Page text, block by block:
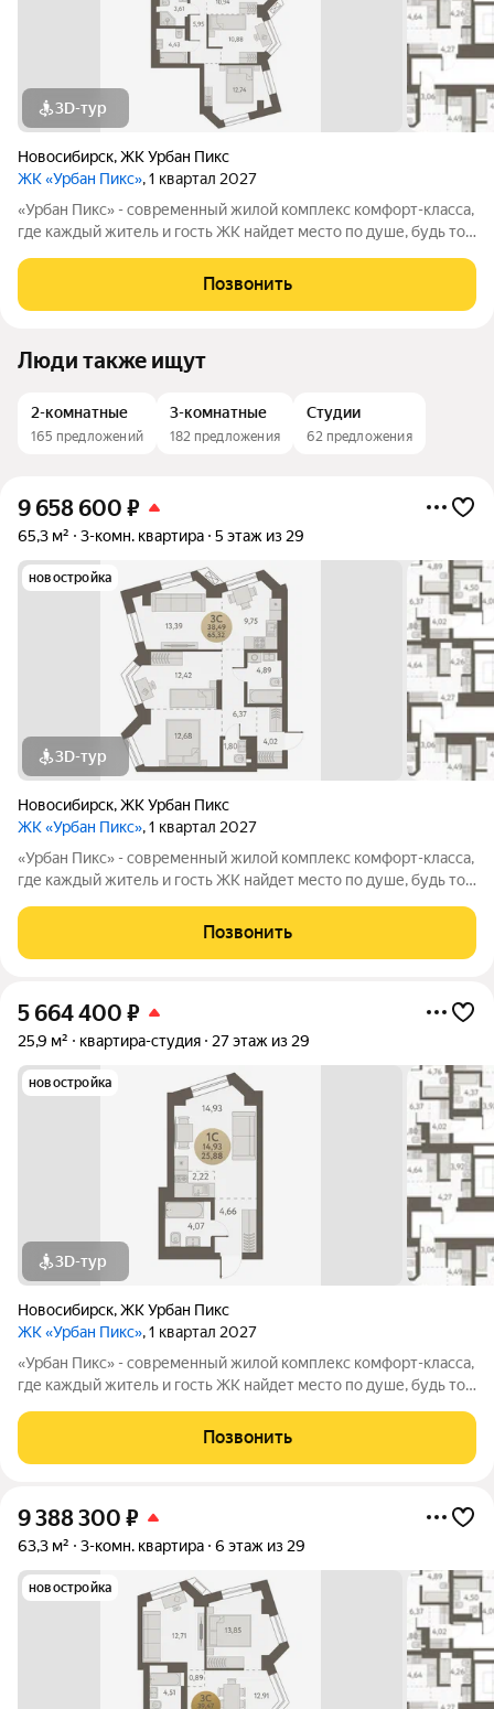
3D-тур
Новосибирск,ЖК Урбан Пикс
ЖК «Урбан Пикс», 1 квартал 2027
«Урбан Пикс» - cовременный жилой комплекс комфорт-класса,
где каждый житель и гость ЖК найдет место по душе, будь то
дерева. Дома, объединенные одной концепцией, станут
точкой притяжения,
Позвонить
Люди также ищут
2-комнатные
165 предложений
3-комнатные
182 предложения
Студии
62 предложения
9 658 600 ₽
65,3 м² 3-комн. квартира 5 этаж из 29
новостройка
3D-тур
Новосибирск,ЖК Урбан Пикс
ЖК «Урбан Пикс», 1 квартал 2027
«Урбан Пикс» - cовременный жилой комплекс комфорт-класса,
где каждый житель и гость ЖК найдет место по душе, будь то
дерева. Дома, объединенные одной концепцией, станут
точкой притяжения,
Позвонить
5 664 400 ₽
25,9 м² квартира-студия 27 этаж из 29
новостройка
3D-тур
Новосибирск,ЖК Урбан Пикс
ЖК «Урбан Пикс», 1 квартал 2027
«Урбан Пикс» - cовременный жилой комплекс комфорт-класса,
где каждый житель и гость ЖК найдет место по душе, будь то
дерева. Дома, объединенные одной концепцией, станут
точкой притяжения,
Позвонить
9 388 300 ₽
63,3 м² 3-комн. квартира 6 этаж из 29
новостройка